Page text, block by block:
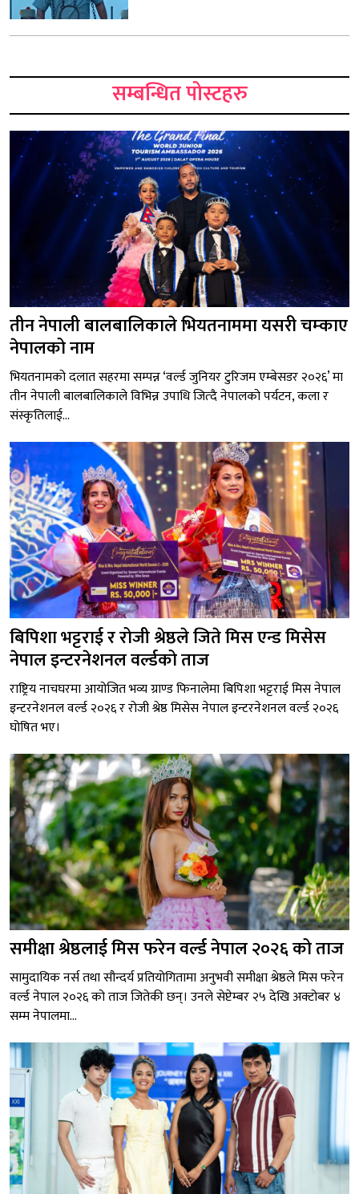
सम्बन्धित पोस्टहरु
तीन नेपाली बालबालिकाले भियतनाममा यसरी चम्काए
नेपालको नाम
भियतनामको दलात सहरमा सम्पन्न ‘वर्ल्ड जुनियर टुरिजम एम्बेसडर २०२६’ मा
तीन नेपाली बालबालिकाले विभिन्न उपाधि जित्दै नेपालको पर्यटन, कला र
संस्कृतिलाई...
बिपिशा भट्टराई र रोजी श्रेष्ठले जिते मिस एन्ड मिसेस
नेपाल इन्टरनेशनल वर्ल्डको ताज
राष्ट्रिय नाचघरमा आयोजित भव्य ग्राण्ड फिनालेमा बिपिशा भट्टराई मिस नेपाल
इन्टरनेशनल वर्ल्ड २०२६ र रोजी श्रेष्ठ मिसेस नेपाल इन्टरनेशनल वर्ल्ड २०२६
घोषित भए।
समीक्षा श्रेष्ठलाई मिस फरेन वर्ल्ड नेपाल २०२६ को ताज
सामुदायिक नर्स तथा सौन्दर्य प्रतियोगितामा अनुभवी समीक्षा श्रेष्ठले मिस फरेन
वर्ल्ड नेपाल २०२६ को ताज जितेकी छन्। उनले सेप्टेम्बर २५ देखि अक्टोबर ४
सम्म नेपालमा...